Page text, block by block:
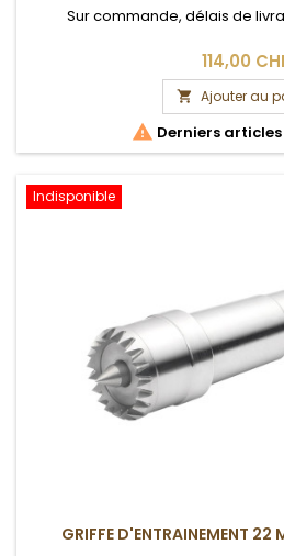
Sur commande, délais de
114,00
 Ajouter au
 Derniers
Indisponible
GRIFFE D'ENTRAINEMENT 22